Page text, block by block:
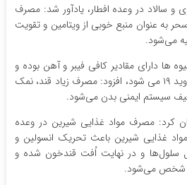
و سالاد در وعده افطار، یادآور شد: مصرف
به عنوان منبع خوبی از ویتامین و تقویت
می‌شود.
ها دارای مقادیر کافی فیبر و آهن بوده و
موجب پیشگیری از ابتلا به کووید ۱۹ می شود، افزود: مصرف زیاد قند، نمک
سیستم ایمنی بدن می‌شود.
کرد: مصرف مواد غذایی شیرین در وعده
غذایی شیرین باعث تحریک انسولین و
سلول‌ها و در نهایت اُفت قندخون شده و
شخص می‌شود.